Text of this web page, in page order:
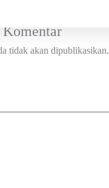
tidak akan dipublikasikan.